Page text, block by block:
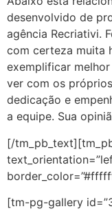
desenvolvido de
agência Recriativi.
com certeza muita
exemplificar
ver com os
dedicação e
a equipe. Sua
[/
[tm-pg-gallery